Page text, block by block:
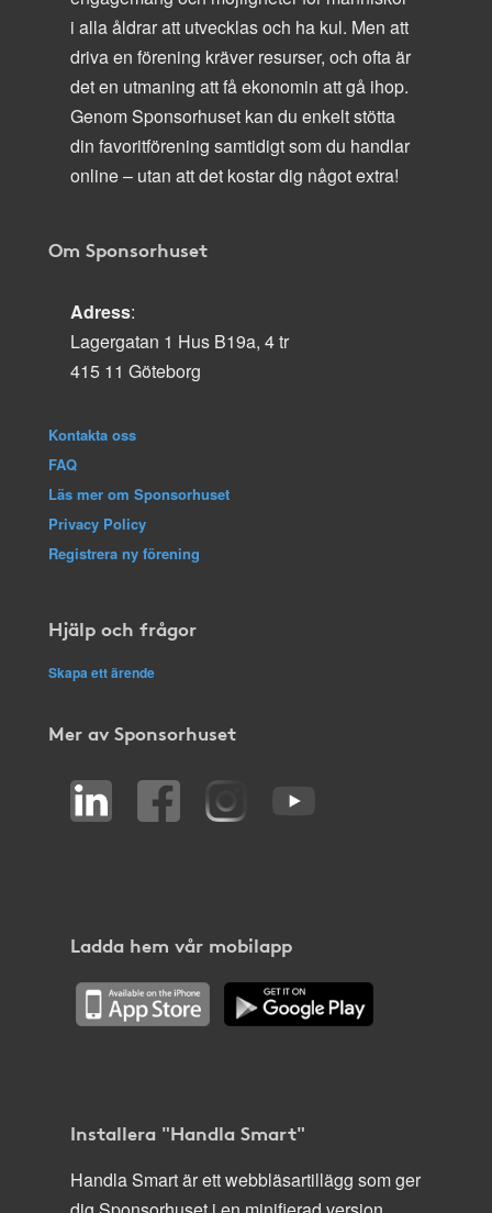
i alla åldrar att utvecklas och ha kul. Men att
driva en förening kräver resurser, och ofta är
det en utmaning att få ekonomin att gå ihop.
Genom Sponsorhuset kan du enkelt stötta
din favoritförening samtidigt som du handlar
online – utan att det kostar dig något extra!
Om Sponsorhuset
Adress:
Lagergatan 1 Hus B19a, 4 tr
415 11 Göteborg
Kontakta oss
FAQ
Läs mer om Sponsorhuset
Privacy Policy
Registrera ny förening
Hjälp och frågor
Skapa ett ärende
Mer av Sponsorhuset
Ladda hem vår mobilapp
Installera "Handla Smart"
Handla Smart är ett webbläsartillägg som ger